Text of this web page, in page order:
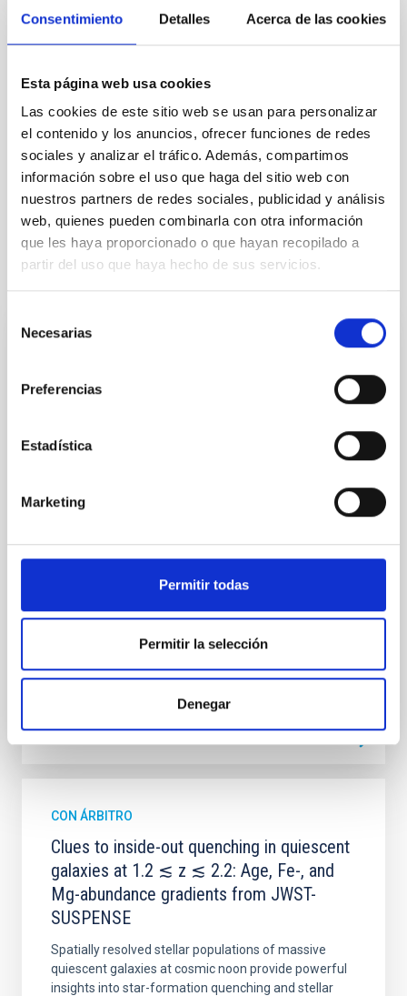
Consentimiento Detalles Acerca de las cookies
Esta página web usa cookies
Las cookies de este sitio web se usan para personalizar
el contenido y los anuncios, ofrecer funciones de redes
sociales y analizar el tráfico. Además, compartimos
información sobre el uso que haga del sitio web con
nuestros partners de redes sociales, publicidad y análisis
web, quienes pueden combinarla con otra información
que les haya proporcionado o que hayan recopilado a
partir del uso que haya hecho de sus servicios.
Necesarias
Preferencias
Estadística
Marketing
Permitir todas
Permitir la selección
Denegar
TIPO
Sistema Solar y Sistemas Planetarios (SEYSS)
Física estelar e interestelar (FEEI)
Exoplanetas
Te puede interesar
Magnetic Field Alignment with Dense
Cores in the Transition between Cloud and
In a magnetically dominated model of star formation,
field orientation of star-forming dense cores and the
cloud-scale magnetic field. A. Pandhi et al. showed
Yin, Sean et al.
Fecha de publicación:
2026
CON ÁRBITRO
Clues to inside-out quenching in quiescent
galaxies at 1.2 ≲ z ≲ 2.2: Age, Fe-, and
Mg-abundance gradients from JWST-
SUSPENSE
Spatially resolved stellar populations of massive
quiescent galaxies at cosmic noon provide powerful
insights into star-formation quenching and stellar